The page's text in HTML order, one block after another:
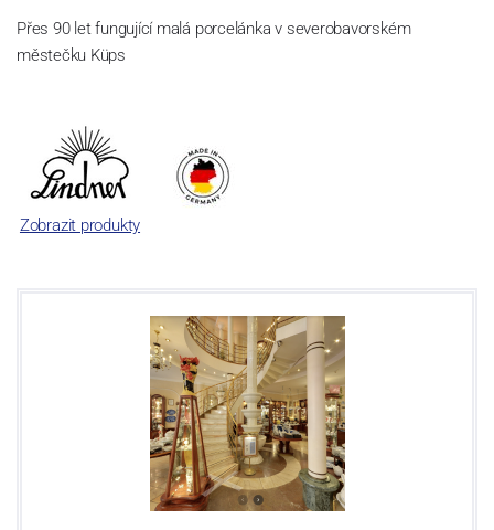
Přes 90 let fungující malá porcelánka v severobavorském
městečku Küps
Zobrazit produkty